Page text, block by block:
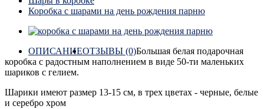
Коробка с шарами на день рождения парню
ОПИСАНИЕОТЗЫВЫ (0)Большая белая подарочная
коробка с радостным наполнением в виде 50-ти маленьких
шариков с гелием.
Шарики имеют размер 13-15 см, в трех цветах - черные, белые
и серебро хром